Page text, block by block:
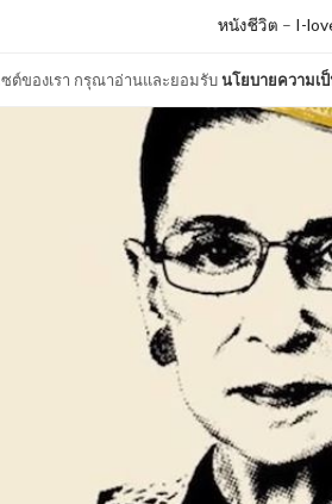
ซต์ของเรา กรุณาอ่านและยอมรับนโยบายความเ
หนังชีวิต – I-